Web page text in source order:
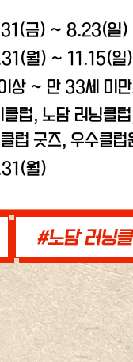
금) ~ 8.23(일)
월) ~ 11.15(일)
상 ~ 만 33세 미
클럽, 노담 러닝클
럽 굿즈, 우수클럽
월)